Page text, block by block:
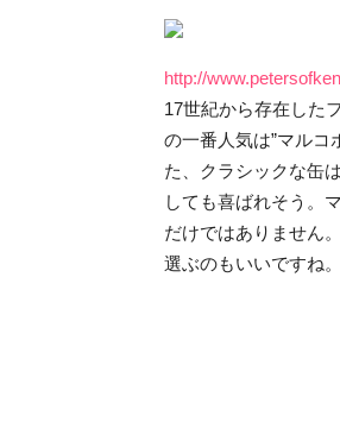
http://
17世紀から存在した
の一番人気は”マルコ
た、クラシックな缶
しても喜ばれそう。
だけではありません
選ぶのもいいですね。